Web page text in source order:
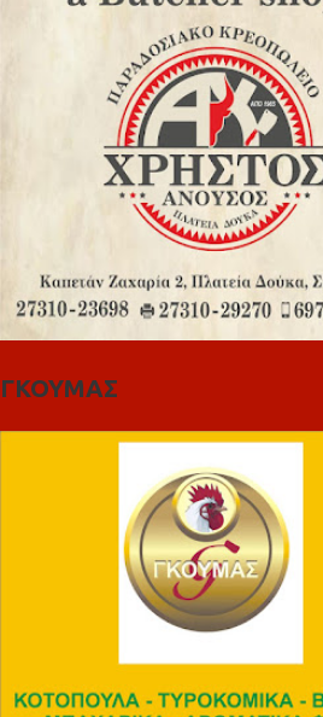
ΓΚΟΥΜΑΣ